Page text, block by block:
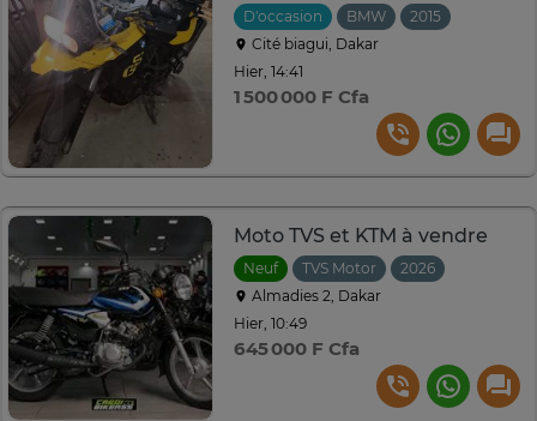
D'occasion BMW
2015
Cité biagui, Dakar
Hier, 14:41
1 500 000 F Cfa
Moto TVS et KTM à vendre
Neuf TVS Motor
2026
Almadies 2, Dakar
Hier, 10:49
645 000 F Cfa